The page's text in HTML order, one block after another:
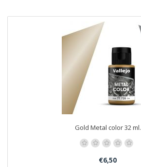
Gold Metal color 32 ml.
€6,50